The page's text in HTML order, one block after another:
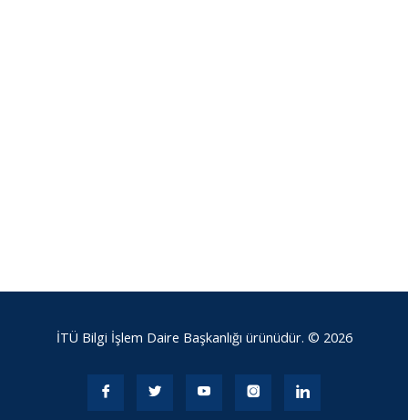
İTÜ Bilgi İşlem Daire Başkanlığı ürünüdür. © 2026